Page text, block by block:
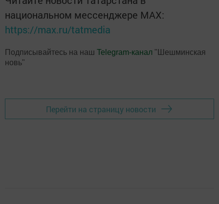
национальном мессенджере MАХ:
https://max.ru/tatmedia
Подписывайтесь на наш Telegram-канал "Шешминская
новь"
Перейти на страницу новости